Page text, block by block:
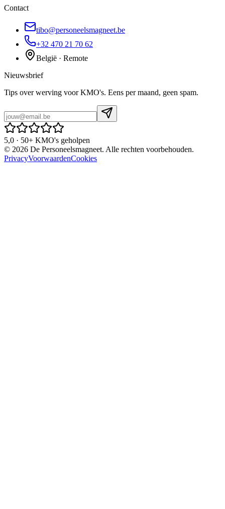
Contact
tibo@personeelsmagneet.be
+32 470 21 70 62
België · Remote
Nieuwsbrief
Tips over werving voor KMO's. Eens per maand, geen spam.
5,0 · 50+ KMO's geholpen
© 2026 De Personeelsmagneet. Alle rechten voorbehouden.
PrivacyVoorwaardenCookies